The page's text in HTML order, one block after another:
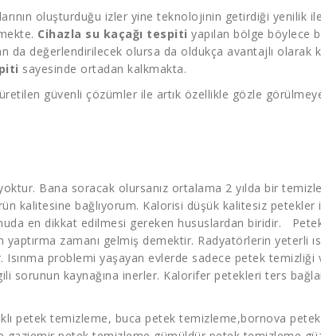
oluşturduğu izler yine teknolojinin getirdiği yenilik
Cihazla su kaçağı tespiti yapılan bölge böylece
da değerlendirilecek olursa da oldukça avantajlı olarak
sayesinde ortadan kalkmakta.
güvenli çözümler ile artık özellikle gözle
Bana soracak olursanız ortalama 2 yılda bir
kalitesine bağlıyorum. Kalorisi düşük kalitesiz petekler
en dikkat edilmesi gereken hususlardan biridir.
zamanı gelmiş demektir. Radyatörlerin yeterli
Isınma problemi yaşayan evlerde sadece petek
sorunun kaynağına inerler. Kalorifer petekleri ters
petek temizleme, buca petek temizleme,bornova